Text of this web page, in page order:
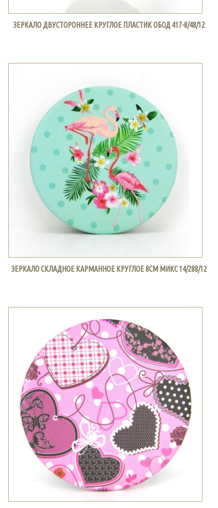
ЗЕРКАЛО ДВУСТОРОННЕЕ КРУГЛОЕ ПЛАСТИК ОБОД 417-8/48/12
ЗЕРКАЛО СКЛАДНОЕ КАРМАННОЕ КРУГЛОЕ 8СМ МИКС 14/288/12